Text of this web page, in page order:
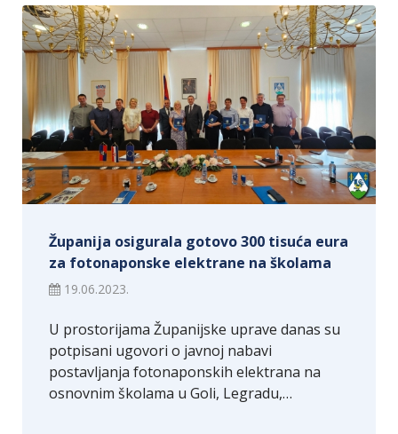
Županija osigurala gotovo 300 tisuća eura
za fotonaponske elektrane na školama
19.06.2023.
U prostorijama Županijske uprave danas su
potpisani ugovori o javnoj nabavi
postavljanja fotonaponskih elektrana na
osnovnim školama u Goli, Legradu,…